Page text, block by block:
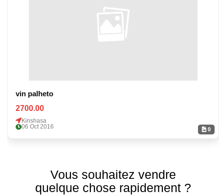
0
vin palheto
2700.00
Kinshasa
06 Oct 2016
Vous souhaitez vendre
quelque chose rapidement ?